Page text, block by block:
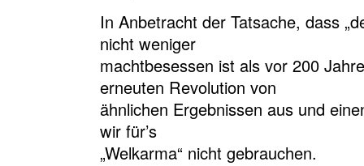
In Anbetracht der Tatsache, dass
nicht weniger
machtbesessen ist als vor 200
erneuten Revolution von
ähnlichen Ergebnissen aus und
wir für’s
„Welkarma“ nicht gebrauchen.